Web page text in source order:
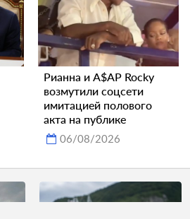
Рианна и A$AP Rocky
возмутили соцсети
имитацией полового
акта на публике
06/08/2026